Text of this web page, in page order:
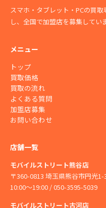
スマホ・タブレット・PCの買
し、全国で加盟店を募集していま
メニュー
トップ
買取価格
買取の流れ
よくある質問
加盟店募集
お問い合わせ
店舗一覧
モバイルストリート熊谷店
〒360-0813 埼玉県熊谷市円光1-
10:00〜19:00 / 050-3595-5039
モバイルストリート古河店